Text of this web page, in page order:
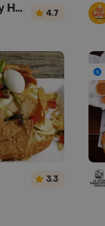
El Corral - Malteadas y Helados 4.7
3.3